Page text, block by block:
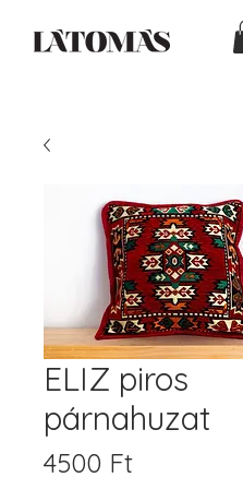
ELIZ piros
párnahuzat
4500 FtÁr